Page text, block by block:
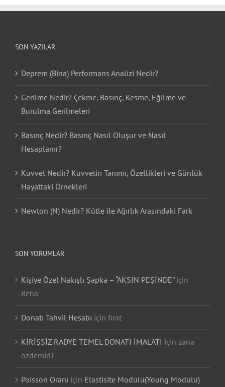
SON YAZILAR
Deprem (Bina) Performans Analizi Nedir?
Gerilme Nedir? Çekme, Basınç, Kesme, Eğilme ve
Burulma Gerilmeleri
Basınç Nedir? Basınç Nasıl Oluşur ve Nasıl
Hesaplanır?
Kuvvet Nedir? Kuvvetin Tanımı, Özellikleri ve Günlük
Hayattaki Örnekleri
Newton (N) Nedir? Kütle ile Ağırlık Arasındaki Fark
SON YORUMLAR
Kişiye Özel Nakışlı Şapka – “AKSIN PEŞİNDE”için
Reha
Donatı Tahvil Hesabı için fırat
KİRİŞSİZ RADYE TEMEL DONATI İMALATI için zana
özdemirli
Poisson Oranı için Elastisite Modülü(Young Modülü)